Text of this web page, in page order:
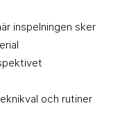
inspelningen sker
och rutiner